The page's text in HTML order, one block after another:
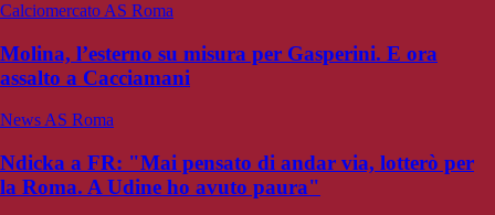
Calciomercato AS Roma
Molina, l’esterno su misura per Gasperini. E ora
assalto a Cacciamani
News AS Roma
Ndicka a FR: "Mai pensato di andar via, lotterò per
la Roma. A Udine ho avuto paura"